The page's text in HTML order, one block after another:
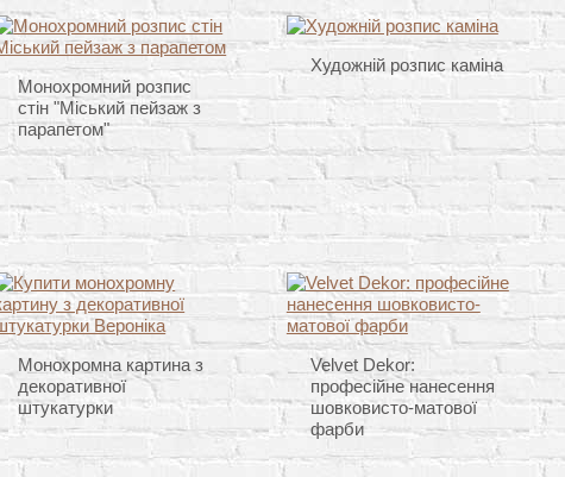
Монохромний розпис
стін "Міський пейзаж з
парапетом"
Художній розпис каміна
Монохромна картина з
декоративної
штукатурки
Velvet Dekor:
професійне нанесення
шовковисто-матової
фарби